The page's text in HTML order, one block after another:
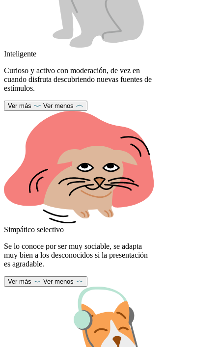
Inteligente
Curioso y activo con moderación, de vez en
cuando disfruta descubriendo nuevas fuentes de
estímulos.
Ver más Ver menos
Simpático selectivo
Se lo conoce por ser muy sociable, se adapta
muy bien a los desconocidos si la presentación
es agradable.
Ver más Ver menos